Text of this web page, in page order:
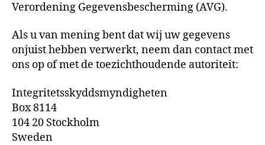
Verordening Gegevensbescherming (AVG).
Als u van mening bent dat wij uw gegevens
onjuist hebben verwerkt, neem dan contact met
ons op of met de toezichthoudende autoriteit:
Integritetsskyddsmyndigheten
Box 8114
104 20 Stockholm
Sweden